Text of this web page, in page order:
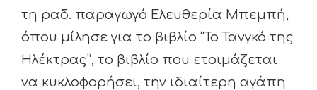
τη ραδ. παραγωγό Ελευθερία Μπεμπή,
όπου μίλησε για το βιβλίο “Το Τανγκό της
Ηλέκτρας”, το βιβλίο που ετοιμάζεται
να κυκλοφορήσει, την ιδιαίτερη αγάπη